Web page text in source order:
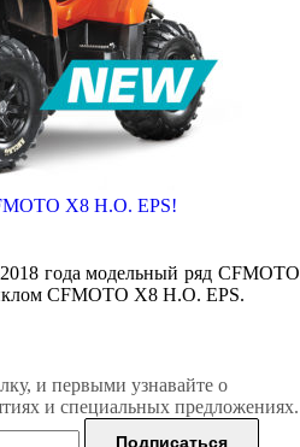
X8 H.O. EPS!
года модельный ряд CFMOTO
CFMOTO X8 H.O. EPS.
и первыми узнавайте о
и специальных предложениях.